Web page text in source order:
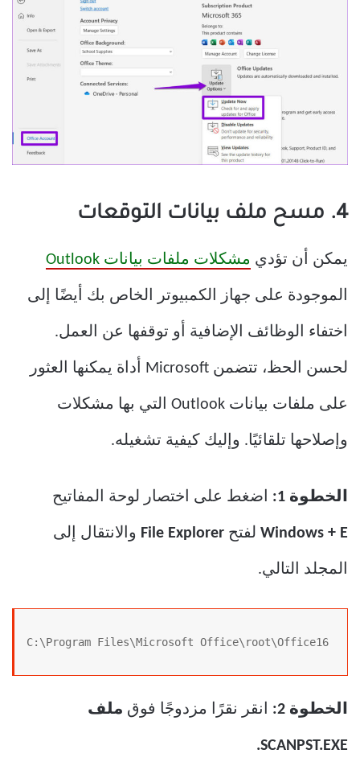
4. مسح ملف بيانات التوقعات
يمكن أن تؤدي مشكلات ملفات بيانات Outlook
الموجودة على جهاز الكمبيوتر الخاص بك أيضًا إلى
اختفاء الوظائف الإضافية أو توقفها عن العمل.
لحسن الحظ، تتضمن Microsoft أداة يمكنها العثور
على ملفات بيانات Outlook التي بها مشكلات
وإصلاحها تلقائيًا. وإليك كيفية تشغيله.
الخطوة 1: اضغط على اختصار لوحة المفاتيح
Windows + E لفتح File Explorer والانتقال إلى
المجلد التالي.
C:\Program Files\Microsoft Office\root\Office16
الخطوة 2: انقر نقرًا مزدوجًا فوق ملف
SCANPST.EXE.